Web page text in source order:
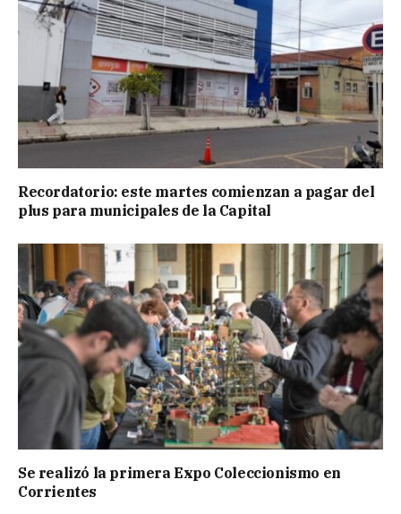
Recordatorio: este martes comienzan a pagar del
plus para municipales de la Capital
Se realizó la primera Expo Coleccionismo en
Corrientes